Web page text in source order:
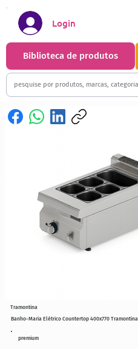
Biblioteca de produtos
Login
premium
Banho-Maria Elétrico Countertop 400x770 Tramontina
Tramontina